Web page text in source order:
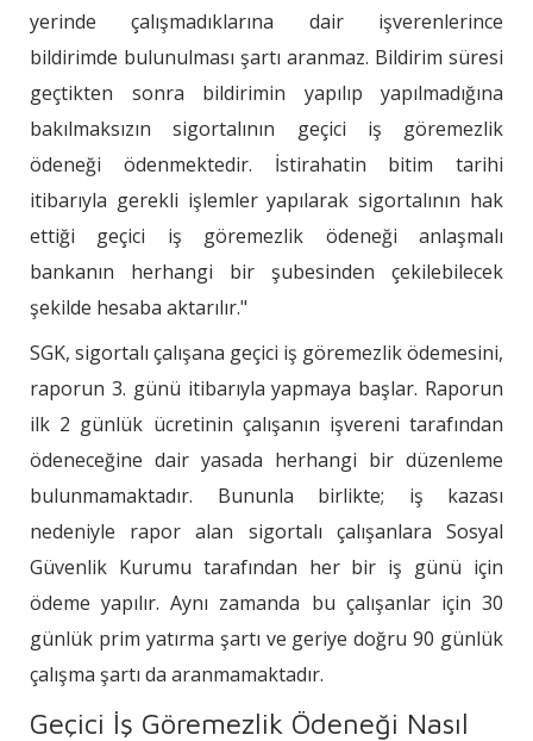
yerinde çalışmadıklarına dair işverenlerince
bildirimde bulunulması şartı aranmaz. Bildirim süresi
geçtikten sonra bildirimin yapılıp yapılmadığına
bakılmaksızın sigortalının geçici iş göremezlik
ödeneği ödenmektedir. İstirahatin bitim tarihi
itibarıyla gerekli işlemler yapılarak sigortalının hak
ettiği geçici iş göremezlik ödeneği anlaşmalı
bankanın herhangi bir şubesinden çekilebilecek
şekilde hesaba aktarılır."
SGK, sigortalı çalışana geçici iş göremezlik ödemesini,
raporun 3. günü itibarıyla yapmaya başlar. Raporun
ilk 2 günlük ücretinin çalışanın işvereni tarafından
ödeneceğine dair yasada herhangi bir düzenleme
bulunmamaktadır. Bununla birlikte; iş kazası
nedeniyle rapor alan sigortalı çalışanlara Sosyal
Güvenlik Kurumu tarafından her bir iş günü için
ödeme yapılır. Aynı zamanda bu çalışanlar için 30
günlük prim yatırma şartı ve geriye doğru 90 günlük
çalışma şartı da aranmamaktadır.
Geçici İş Göremezlik Ödeneği Nasıl